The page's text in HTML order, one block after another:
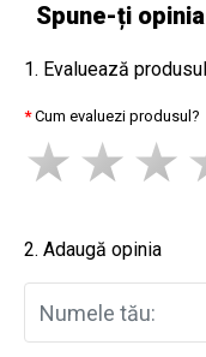
Spune-ți opinia
1. Evaluează produsul
Cum evaluezi produsul?
2. Adaugă opinia